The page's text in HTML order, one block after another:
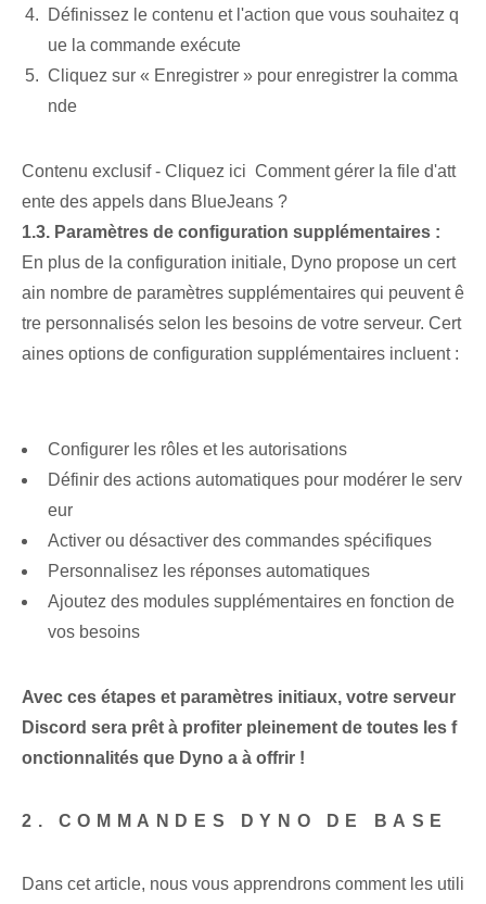
Définissez le contenu et l'action que vous souhaitez q
ue la commande exécute
Cliquez sur « Enregistrer » pour enregistrer la comma
nde
Contenu exclusif - Cliquez ici Comment gérer la file d'att
ente des appels dans BlueJeans ?
1.3. Paramètres de configuration supplémentaires :
En plus de la configuration initiale, Dyno​ propose un cert
ain nombre⁤ de paramètres supplémentaires qui peuvent ê
tre personnalisés⁢ selon les besoins​ de votre serveur. Cert
aines options de configuration supplémentaires incluent :
Configurer les rôles et les autorisations
Définir des actions automatiques pour modérer le serv
eur
Activer ou désactiver des commandes spécifiques
Personnalisez les réponses automatiques
Ajoutez des ⁢modules supplémentaires en fonction de
vos‍ besoins
Avec ces étapes et paramètres initiaux, votre serveur
Discord sera prêt à profiter pleinement de toutes les f
onctionnalités que Dyno a à offrir !
2. COMMANDES DYNO DE BASE
Dans cet article, nous vous apprendrons comment les utili